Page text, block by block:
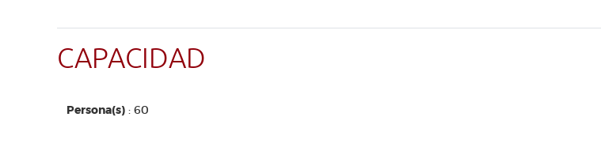
CAPACIDAD
Persona(s) : 60